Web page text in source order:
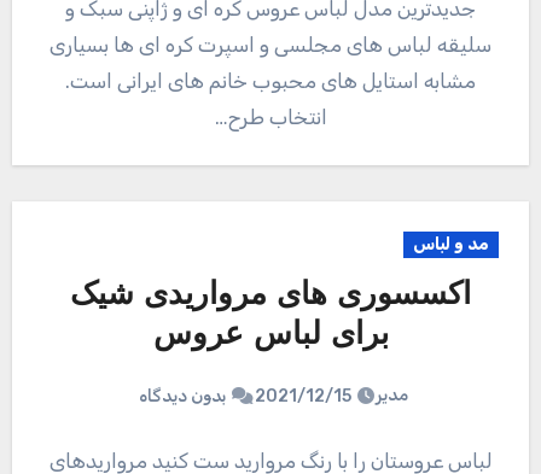
جدیدترین مدل لباس عروس کره ای و ژاپنی سبک و
سلیقه لباس های مجلسی و اسپرت کره ای ها بسیاری
مشابه استایل های محبوب خانم های ایرانی است.
انتخاب طرح…
مد و لباس
اکسسوری های مرواریدی شیک
برای لباس عروس
مدیر 2021/12/15 بدون دیدگاه
لباس عروستان را با رنگ مروارید ست کنید مرواریدهای